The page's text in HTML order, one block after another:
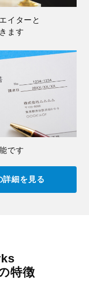
イターと
ます
です
詳細を見る
特徴